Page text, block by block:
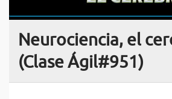
Neurociencia, el
(Clase Ágil#951)